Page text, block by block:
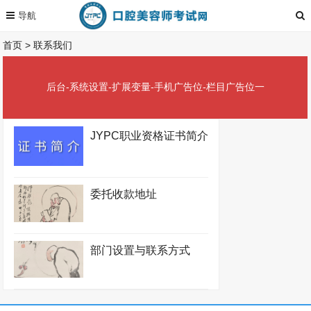
首页 >联系我们
后台-系统设置-扩展变量-手机广告位-栏目广告位一
JYPC职业资格证书简介
委托收款地址
部门设置与联系方式